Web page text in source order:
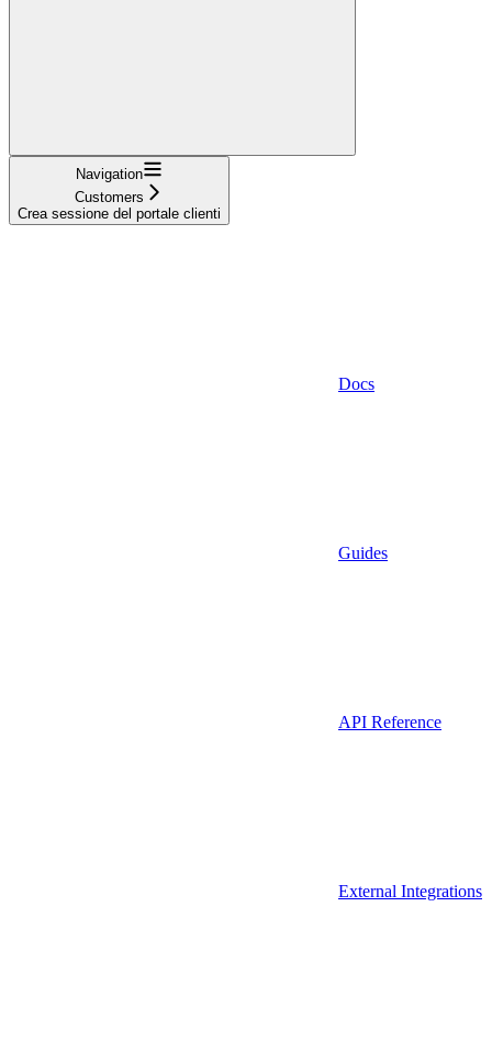
Navigation
Customers
Crea sessione del portale clienti
Docs
Guides
API Reference
External Integrations